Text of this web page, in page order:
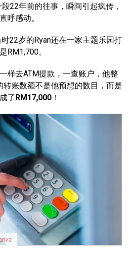
段22年前的往事，瞬间引起疯传，
呼感动。
22岁的Ryan还在一家主题乐园打
RM1,700。
样去ATM提款，一查账户，他整
账数额不是他预想的数目，而是
了RM17,000 ！